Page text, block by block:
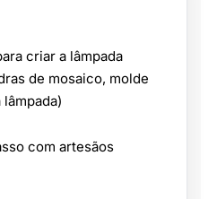
criar a lâmpada
de mosaico, molde
com artesãos